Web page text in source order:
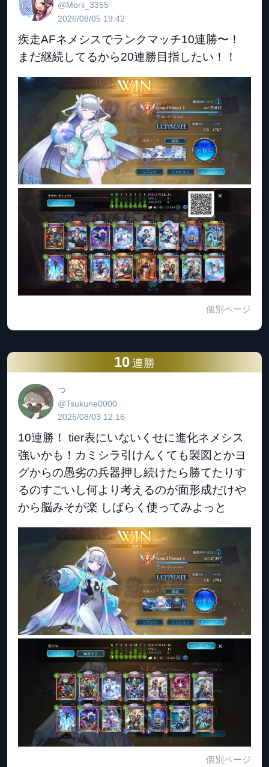
@Morii_3355
2026/08/05 19:42
疾走AFネメシスでランクマッチ10連勝〜！
まだ継続してるから20連勝目指したい！！
個別ページ
10 連勝
つ
@Tsukune0000
2026/08/03 12:16
10連勝！ tier表にいないくせに進化ネメシス
強いかも！カミシラ引けんくても製図とかヨ
グからの愚劣の兵器押し続けたら勝てたりす
るのすごいし何より考えるのが面形成だけや
から脳みそが楽 しばらく使ってみよっと
個別ページ